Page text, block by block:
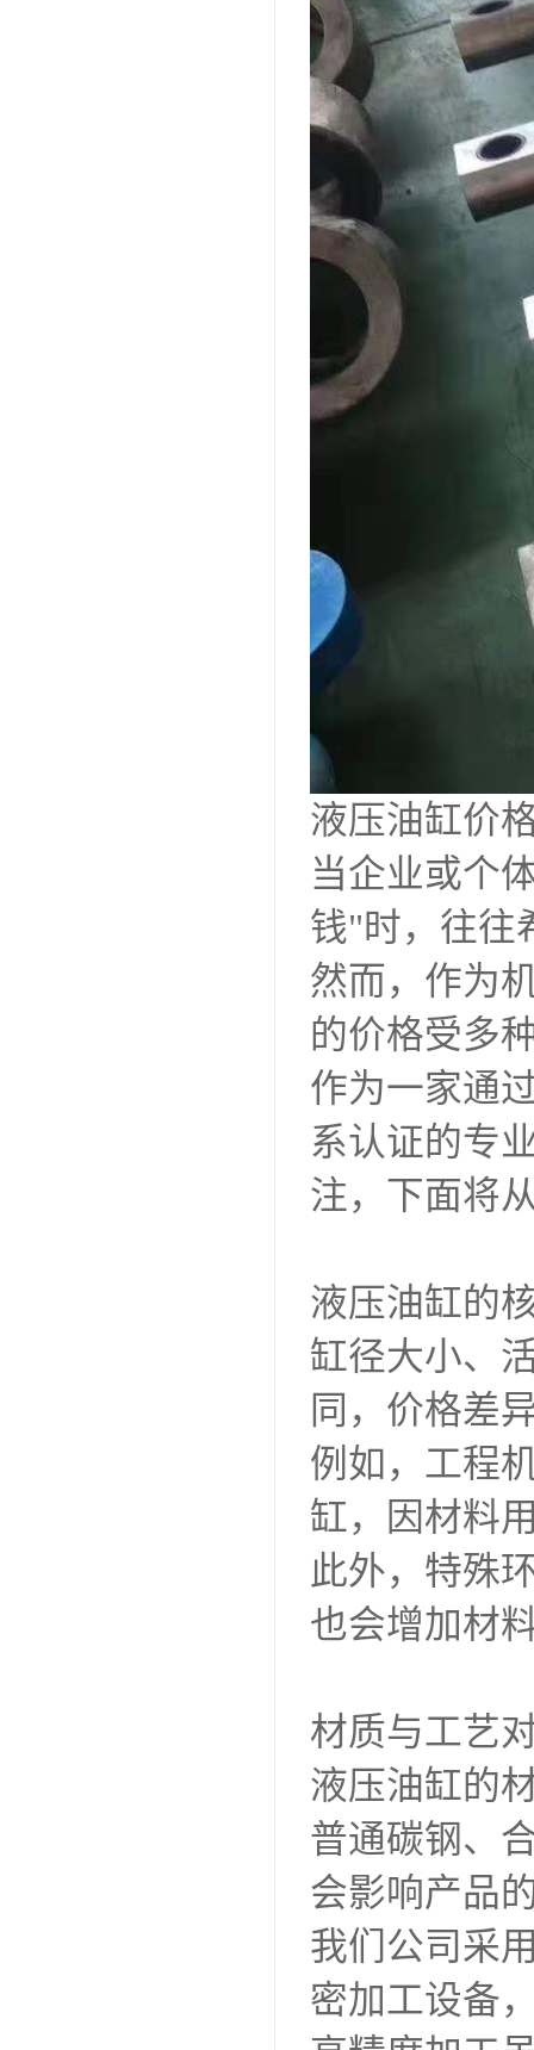
液压油缸价
当企业或个
钱"时，往往
然而，作为
的价格受多
作为一家通
系认证的专
注，下面将
液压油缸的
缸径大小、
同，价格差
例如，工程
缸，因材料
此外，特殊
也会增加材
材质与工艺
液压油缸的
普通碳钢、
会影响产品
我们公司采
密加工设备